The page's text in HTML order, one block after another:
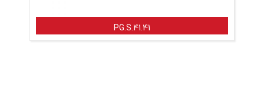
PG.S.41.41